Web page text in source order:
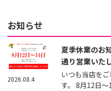
お知らせ
夏季休業のお
通り営業いた
いつも当店を
す。 8月12日～
2026.08.4